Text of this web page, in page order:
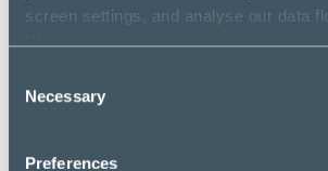
screen settings, and analyse our data
We share information on the way you
If you agree to this, please click
you wish to manage your choice or
Selection
Necessary
Preferences
Pre viac informácií neváhajte